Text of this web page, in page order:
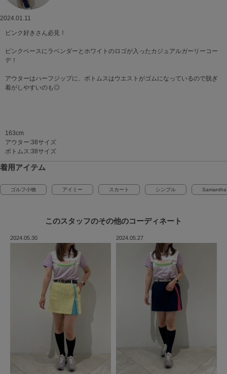
2024.01.11
ピンク好きさん必見！
ピンクベースにラベンダーとホワイトのロゴが入ったカジュアルガーリーコー
デ！
アウターはハーフジップに、ボトムスはウエストがゴムになっているので脱ぎ
着がしやすいのも◎
163cm
アウター:38サイズ
ボトムス:38サイズ
着用アイテム
ゴルフ小物 アイミー スカート シンプル
このスタッフのその他のコーディネート
2024.05.30 2024.05.27